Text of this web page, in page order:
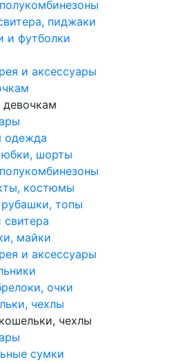
пиджаки
и футболки
и аксессуары
одежда
юбки, шорты
костюмы
рубашки, топы
майки
и аксессуары
очки
чехлы
чехлы
сумки